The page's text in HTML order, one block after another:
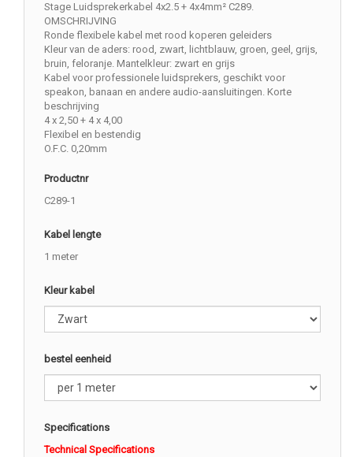
Stage Luidsprekerkabel 4x2.5 + 4x4mm² C289.
OMSCHRIJVING
Ronde flexibele kabel met rood koperen geleiders
Kleur van de aders: rood, zwart, lichtblauw, groen, geel, grijs,
bruin, feloranje. Mantelkleur: zwart en grijs
Kabel voor professionele luidsprekers, geschikt voor
speakon, banaan en andere audio-aansluitingen. Korte
beschrijving
4 x 2,50 + 4 x 4,00
Flexibel en bestendig
O.F.C. 0,20mm
Productnr
C289-1
Kabel lengte
1 meter
Kleur kabel
bestel eenheid
Specifications
Technical Specifications